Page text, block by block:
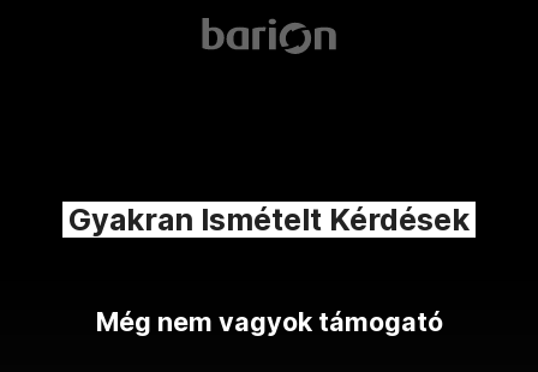
Gyakran Ismételt Kérdések
Még nem vagyok támogató